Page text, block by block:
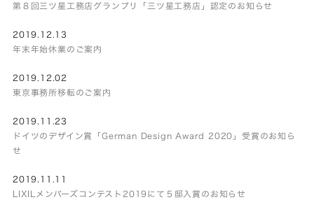
第８回三ツ星工務店グランプリ「三ツ星工務店」認定のお知らせ
2019.12.13
年末年始休業のご案内
2019.12.02
東京事務所移転のご案内
2019.11.23
ドイツのデザイン賞「German Design Award 2020」受賞のお知ら
せ
2019.11.11
LIXILメンバーズコンテスト2019にて５邸入賞のお知らせ